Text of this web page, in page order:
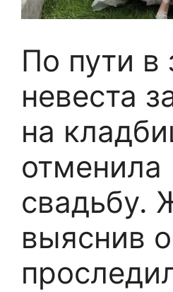
По пути в
невеста
на
отменила
свадьбу.
выяснив